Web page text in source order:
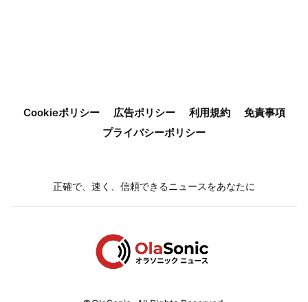
Cookieポリシー 広告ポリシー 利用規約
免責事項
プライバシーポリシー
正確で、速く、信頼できるニュースをあなたに